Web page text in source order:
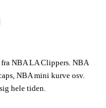
NBA LA Clippers. NBA
NBA mini kurve osv.
hele tiden.